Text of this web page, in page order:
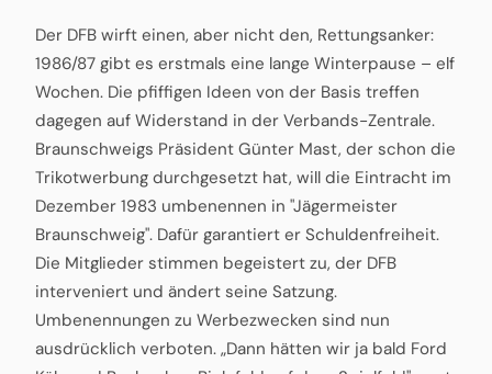
Der DFB wirft einen, aber nicht den, Rettungsanker:
1986/87 gibt es erstmals eine lange Winterpause – elf
Wochen. Die pfiffigen Ideen von der Basis treffen
dagegen auf Widerstand in der Verbands-Zentrale.
Braunschweigs Präsident Günter Mast, der schon die
Trikotwerbung durchgesetzt hat, will die Eintracht im
Dezember 1983 umbenennen in "Jägermeister
Braunschweig". Dafür garantiert er Schuldenfreiheit.
Die Mitglieder stimmen begeistert zu, der DFB
interveniert und ändert seine Satzung.
Umbenennungen zu Werbezwecken sind nun
ausdrücklich verboten. „Dann hätten wir ja bald Ford